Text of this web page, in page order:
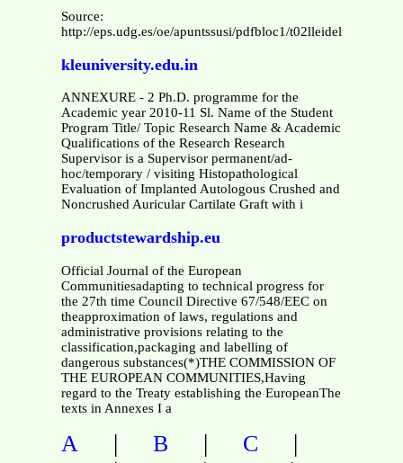
Source:
http://eps.udg.es/oe/apuntssusi/pdfbloc1/t02lleidelmercat.pdf
kleuniversity.edu.in
ANNEXURE - 2 Ph.D. programme for the
Academic year 2010-11 Sl. Name of the Student
Program Title/ Topic Research Name & Academic
Qualifications of the Research Research
Supervisor is a Supervisor permanent/ad-
hoc/temporary / visiting Histopathological
Evaluation of Implanted Autologous Crushed and
Noncrushed Auricular Cartilate Graft with i
productstewardship.eu
Official Journal of the European
Communitiesadapting to technical progress for
the 27th time Council Directive 67/548/EEC on
theapproximation of laws, regulations and
administrative provisions relating to the
classification,packaging and labelling of
dangerous substances(*)THE COMMISSION OF
THE EUROPEAN COMMUNITIES,Having
regard to the Treaty establishing the EuropeanThe
texts in Annexes I a
A | B | C |